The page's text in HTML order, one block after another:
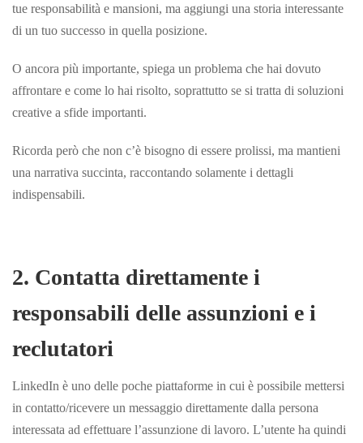
tue responsabilità e mansioni, ma aggiungi una storia interessante
di un tuo successo in quella posizione.
O ancora più importante, spiega un problema che hai dovuto
affrontare e come lo hai risolto, soprattutto se si tratta di soluzioni
creative a sfide importanti.
Ricorda però che non c’è bisogno di essere prolissi, ma mantieni
una narrativa succinta, raccontando solamente i dettagli
indispensabili.
2. Contatta direttamente i
responsabili delle assunzioni e i
reclutatori
LinkedIn è uno delle poche piattaforme in cui è possibile mettersi
in contatto/ricevere un messaggio direttamente dalla persona
interessata ad effettuare l’assunzione di lavoro. L’utente ha quindi